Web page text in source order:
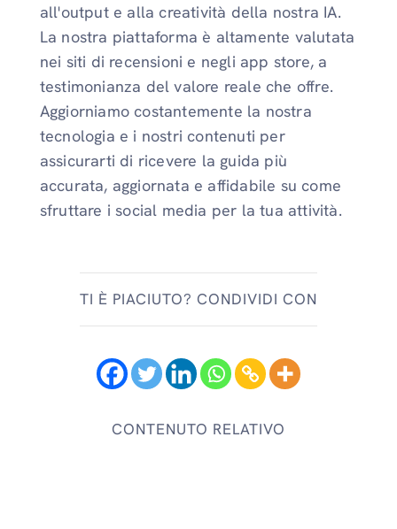
all'output e alla creatività della nostra IA.
La nostra piattaforma è altamente valutata
nei siti di recensioni e negli app store, a
testimonianza del valore reale che offre.
Aggiorniamo costantemente la nostra
tecnologia e i nostri contenuti per
assicurarti di ricevere la guida più
accurata, aggiornata e affidabile su come
sfruttare i social media per la tua attività.
TI È PIACIUTO? CONDIVIDI CON
CONTENUTO RELATIVO